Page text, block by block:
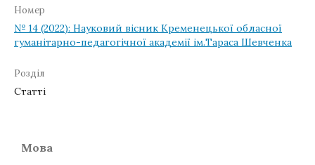
Номер
№ 14 (2022): Науковий вісник Кременецької обласної
гуманітарно-педагогічної академії ім.Тараса Шевченка
Розділ
Статті
Мова